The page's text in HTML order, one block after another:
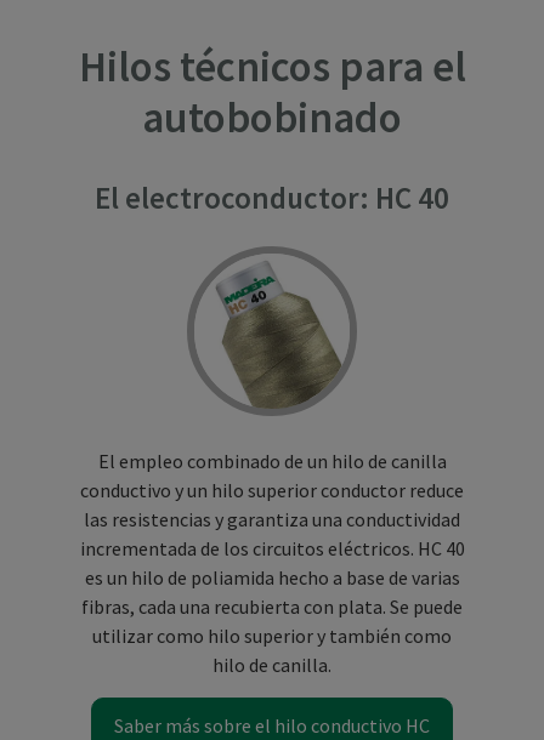
Hilos técnicos para el
autobobinado
El electroconductor: HC 40
El empleo combinado de un hilo de canilla
conductivo y un hilo superior conductor reduce
las resistencias y garantiza una conductividad
incrementada de los circuitos eléctricos. HC 40
es un hilo de poliamida hecho a base de varias
fibras, cada una recubierta con plata. Se puede
utilizar como hilo superior y también como
hilo de canilla.
Saber más sobre el hilo conductivo HC